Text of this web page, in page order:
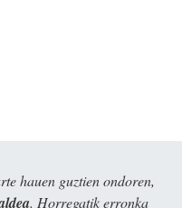
hauen guztien ondoren,
. Horregatik erronka